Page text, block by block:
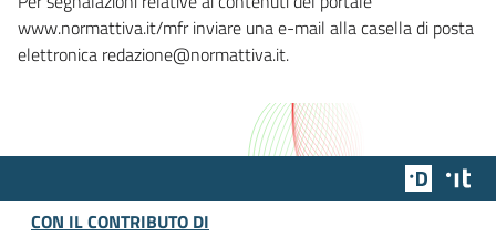
www.normattiva.it/mfr inviare una e-mail alla casella di posta
elettronica redazione@normattiva.it.
Team
CON IL CONTRIBUTO DI